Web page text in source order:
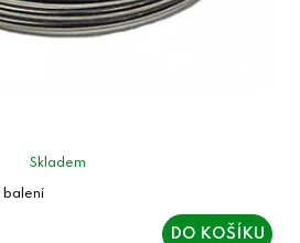
Skladem
DO KOŠÍKU